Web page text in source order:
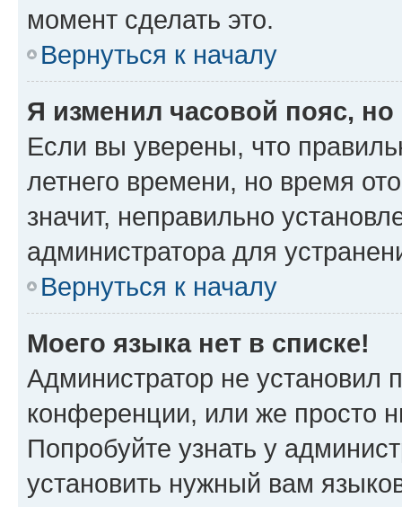
момент сделать это.
Вернуться к началу
Я изменил часовой пояс,
Если вы уверены, что
летнего времени, но время
значит, неправильно
администратора для
Вернуться к началу
Моего языка нет в списке!
Администратор не установил
конференции, или же просто
Попробуйте узнать у
установить нужный вам